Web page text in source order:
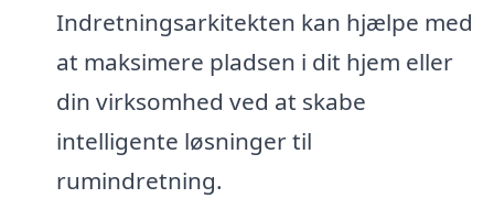
Indretningsarkitekten kan hjælpe med
at maksimere pladsen i dit hjem eller
din virksomhed ved at skabe
intelligente løsninger til
rumindretning.